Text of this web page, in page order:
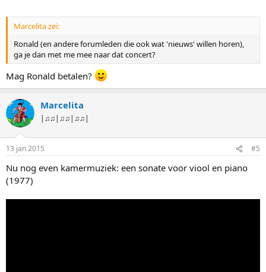
Marcelita zei:
Ronald (en andere forumleden die ook wat 'nieuws' willen horen),
ga je dan met me mee naar dat concert?
Mag Ronald betalen?
Marcelita
|♫♫|♫♫|♫♫|
13 jan 2015 #5
Nu nog even kamermuziek: een sonate voor viool en piano
(1977)